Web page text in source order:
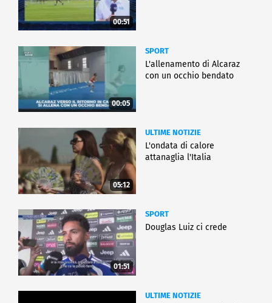
00:51
00:05
SPORT
L'allenamento di Alcaraz
con un occhio bendato
05:12
ULTIME NOTIZIE
L'ondata di calore
attanaglia l'Italia
01:51
SPORT
Douglas Luiz ci crede
ULTIME NOTIZIE